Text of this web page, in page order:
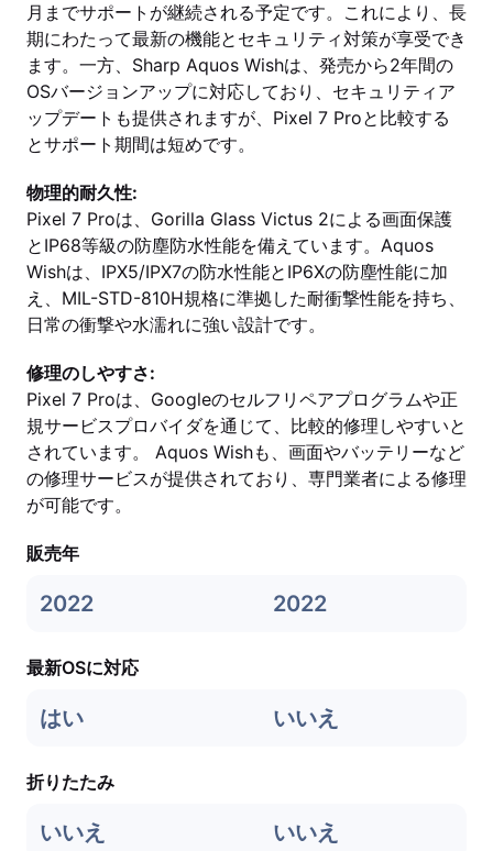
月までサポートが継続される予定です。これにより、長
期にわたって最新の機能とセキュリティ対策が享受でき
ます。一方、Sharp Aquos Wishは、発売から2年間の
OSバージョンアップに対応しており、セキュリティア
ップデートも提供されますが、Pixel 7 Proと比較する
とサポート期間は短めです。
物理的耐久性:
Pixel 7 Proは、Gorilla Glass Victus 2による画面保護
とIP68等級の防塵防水性能を備えています。Aquos
Wishは、IPX5/IPX7の防水性能とIP6Xの防塵性能に加
え、MIL-STD-810H規格に準拠した耐衝撃性能を持ち、
日常の衝撃や水濡れに強い設計です。
修理のしやすさ:
Pixel 7 Proは、Googleのセルフリペアプログラムや正
規サービスプロバイダを通じて、比較的修理しやすいと
されています。 Aquos Wishも、画面やバッテリーなど
の修理サービスが提供されており、専門業者による修理
が可能です。
販売年
2022 2022
最新OSに対応
はい いいえ
折りたたみ
いいえ いいえ